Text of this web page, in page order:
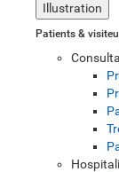
Illustration
Patients &